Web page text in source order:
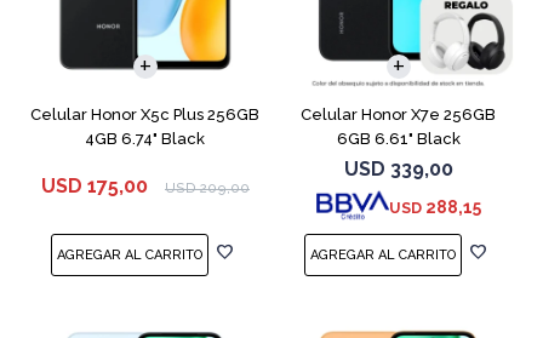
Celular Honor X5c Plus 256GB
4GB 6.74" Black
USD 175,00 USD 209,00
COMPARAR
Celular Honor X7e 256GB
6GB 6.61" Black
USD 339,00
USD 288,15
COMPARAR